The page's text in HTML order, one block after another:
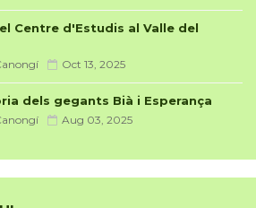
Centre d'Estudis al Valle del
Oct 13, 2025
dels gegants Bià i Esperança
Aug 03, 2025